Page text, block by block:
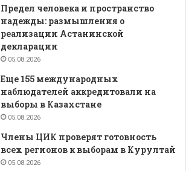
Предел человека и пространство
надежды: размышления о
реализации Астанинской
декларации
05.08.2026
Еще 155 международных
наблюдателей аккредитовали на
выборы в Казахстане
05.08.2026
Члены ЦИК проверят готовность
всех регионов к выборам в Курултай
05.08.2026